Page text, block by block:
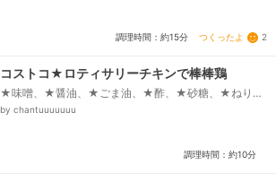
調理時間：約15分 つくったよ 2
コストコ★ロティサリーチキンで棒棒鶏
★味噌、★醤油、★ごま油、★酢、★砂糖、★ねりご
ま、★すりごま、きゅうり、ミニトマト、ロティサリ
by chantuuuuuuu
調理時間：約10分